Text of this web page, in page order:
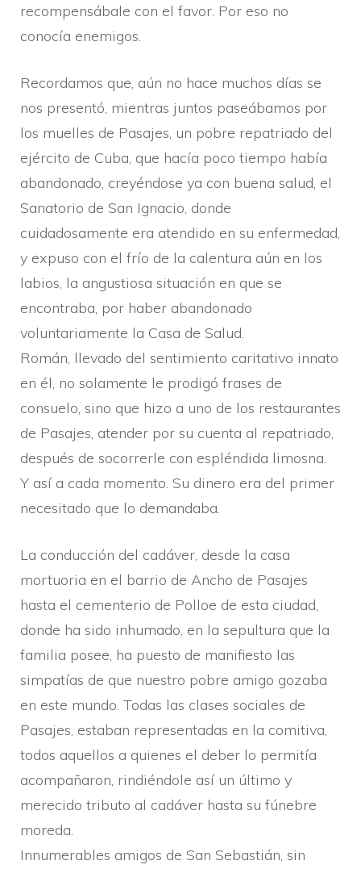
recompensábale con el favor. Por eso no
conocí­a enemigos.
Recordamos que, aún no hace muchos dí­as se
nos presentó, mientras juntos paseábamos por
los muelles de Pasajes, un pobre repatriado del
ejército de Cuba, que hací­a poco tiempo habí­a
abandonado, creyéndose ya con buena salud, el
Sanatorio de San Ignacio, donde
cuidadosamente era atendido en su enfermedad,
y expuso con el frí­o de la calentura aún en los
labios, la angustiosa situación en que se
encontraba, por haber abandonado
voluntariamente la Casa de Salud.
Román, llevado del sentimiento caritativo innato
en él, no solamente le prodigó frases de
consuelo, sino que hizo a uno de los restaurantes
de Pasajes, atender por su cuenta al repatriado,
después de socorrerle con espléndida limosna.
Y así­ a cada momento. Su dinero era del primer
necesitado que lo demandaba.
La conducción del cadáver, desde la casa
mortuoria en el barrio de Ancho de Pasajes
hasta el cementerio de Polloe de esta ciudad,
donde ha sido inhumado, en la sepultura que la
familia posee, ha puesto de manifiesto las
simpatí­as de que nuestro pobre amigo gozaba
en este mundo. Todas las clases sociales de
Pasajes, estaban representadas en la comitiva,
todos aquellos a quienes el deber lo permití­a
acompañaron, rindiéndole así­ un último y
merecido tributo al cadáver hasta su fúnebre
moreda.
Innumerables amigos de San Sebastián, sin